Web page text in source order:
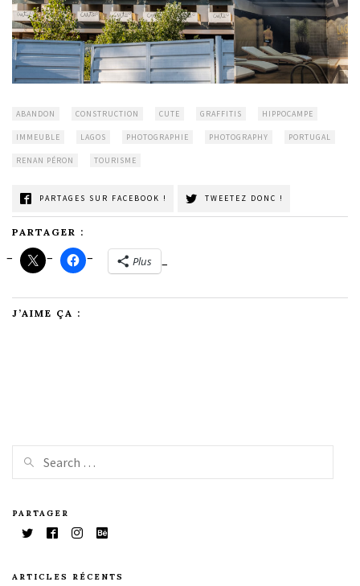
ABANDON CONSTRUCTION CUTE GRAFFITIS HIPPOCAMPE
IMMEUBLE LAGOS PHOTOGRAPHIE PHOTOGRAPHY PORTUGAL
RENAN PÉRON TOURISME
PARTAGES SUR FACEBOOK ! TWEETEZ DONC !
PARTAGER :
Plus
J’AIME ÇA :
PARTAGER
ARTICLES RÉCENTS